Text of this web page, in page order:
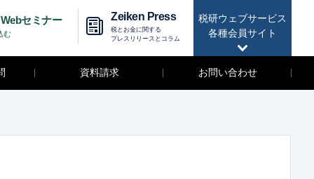
税研ウェブサービス
各種会員サイト
セミナー
む
Zeiken Press
税とお金に関する
プレスリリースとコラム
資料請求 お問い合わせ